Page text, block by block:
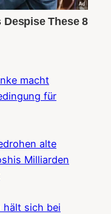
macht
für
alte
Milliarden
hält sich bei